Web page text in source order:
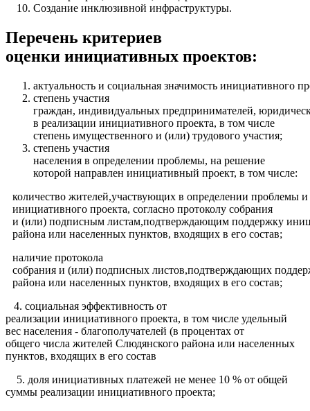
Создание инклюзивной инфраструктуры.
Перечень критериев
оценки инициативных проектов:
актуальность и социальная значимость инициативного
степень участия
граждан, индивидуальных предпринимателей,
в реализации инициативного проекта, в том числе
степень имущественного и (или) трудового участия;
степень участия
населения в определении проблемы, на решение
которой направлен инициативный проект, в том числе:
количество жителей,участвующих в определении проблемы и
инициативного проекта, согласно протоколу собрания
и (или) подписным листам,подтверждающим поддержку
района или населенных пунктов, входящих в его состав;
наличие протокола
собрания и (или) подписных листов,подтверждающих
района или населенных пунктов, входящих в его состав;
4. социальная эффективность от
реализации инициативного проекта, в том числе удельный
вес населения - благополучателей (в процентах от
общего числа жителей Слюдянского района или населенных
пунктов, входящих в его состав
5. доля инициативных платежей не менее 10 % от общей
суммы реализации инициативного проекта;